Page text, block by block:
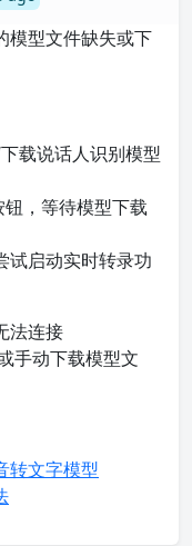
模型文件缺失或下
载说话人识别模型
，等待模型下载
试启动实时转录功
法连接
手动下载模型文
转文字模型